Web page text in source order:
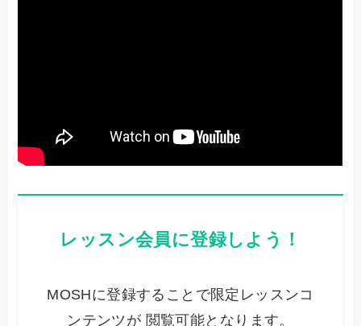
レッスン会員に登録しよう！
MOSHに登録することで限定レッスンコ
ンテンツが 閲覧可能となります。